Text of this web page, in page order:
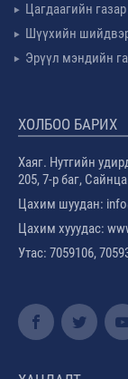
Цагдаагийн газар
Шүүхийн шийдвэр
Эрүүл мэндийн
ХОЛБОО БАРИХ
Хаяг. Нутгийн
205, 7-р баг,
Цахим шуудан:
Цахим хууудас:
Утас: 7059106,